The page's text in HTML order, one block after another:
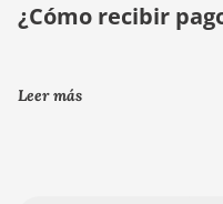
¿Cómo recibir
Leer más